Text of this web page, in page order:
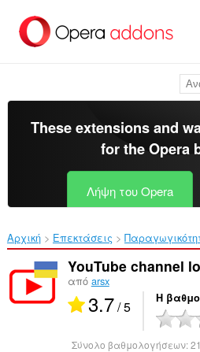
στο
κύριο
These extensions and
for theOpera
Λήψη του Opera
Αρχική Επεκτάσεις
YouTube channel
από arsx
3.7/ 5 Η
Σύνολο βαθμολογήσεων:21